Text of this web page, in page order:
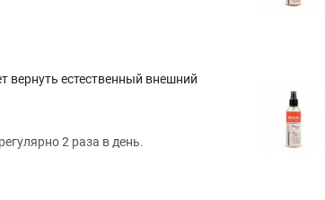
вернуть естественный внешний
2 раза в день.